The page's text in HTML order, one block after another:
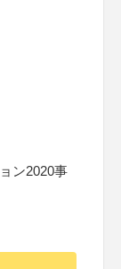
ン2020事